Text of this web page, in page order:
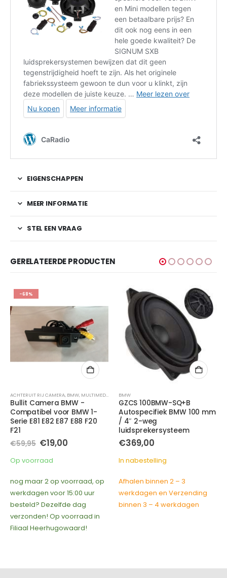
EIGENSCHAPPEN
MEER INFORMATIE
STEL EEN VRAAG
GERELATEERDE PRODUCTEN
-68%
ACHTERUIT RIJ CAMERA, BMW, MULTIMEDIA
Bullit Camera BMW -
Compatibel voor BMW 1-
Serie E81 E82 E87 E88 F20
F21
€59,95 Oorspronkelijke
prijs
was:
€59,95.
€19,00Huidige
Op voorraad
nog maar 2 op voorraad, op
werkdagen voor 15:00 uur
besteld? Dezelfde dag
verzonden! Op voorraad in
Filiaal Heerhugowaard!
BMW
GZCS 100BMW-SQ+B
Autospecifiek BMW 100 mm
/ 4″ 2-weg
luidsprekersysteem
€369,00
In nabestelling
Afhalen binnen 2 – 3
werkdagen en Verzending
binnen 3 – 4 werkdagen